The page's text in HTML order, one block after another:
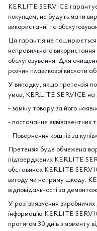
KERLITE SERVICE
покупцем, не будуть мати
використанні та
Ця гарантія не
неправильного
обслуговування. Для
розчин плавикової кислоти
У випадку, якщо претензія
умов, KERLITE SERVICE на
- заміну товару за його
- постачання еквівалентних
- Повернення коштів за
Претензія буде обмежена
підтверджених KERLITE
обставинах KERLITE
вигоду чи непряму шкоду.
відповідальності за
У разі виявлення
інформацію KERLITE
протягом 30 днів з моменту